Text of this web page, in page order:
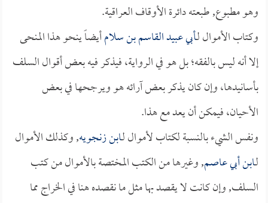
وهو مطبوع, طبعته دائرة الأوقاف العراقية.
وكتاب الأموال لـأبي عبيد القاسم بن سلامأيضاً ينحو هذا المنحى
إلا أنه ليس بالفقه؛ بل هو في الرواية، فيذكر فيه بعض أقوال السلف
بأسانيدها، وإن كان يذكر بعض آرائه هو ويرجحها في بعض
الأحيان، فيمكن أن يعد مع هذا.
ونفس الشيء بالنسبة لكتاب لأموال لـابن زنجويه, وكذلك الأموال
لـابن أبي عاصم, وغيرها من الكتب المختصة بالأموال من كتب
السلف, وإن كانت لا يقصد بها مثل ما نقصده هنا في الخراج مما